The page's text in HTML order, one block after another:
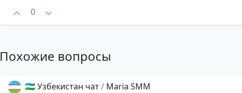
0
Похожие вопросы
🇺🇿 Узбекистан чат/ Maria SMM